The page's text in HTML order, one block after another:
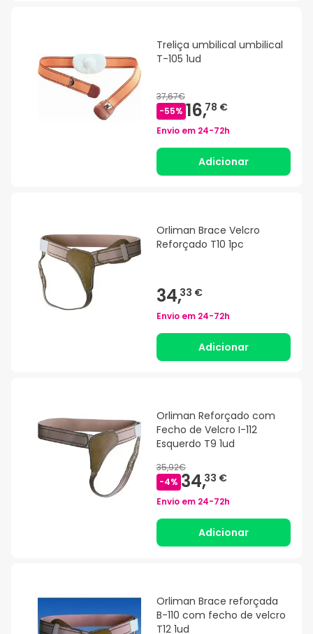
Treliça umbilical umbilical
T-105 1ud
37,67€
-55% 16,78 €
Envio em 24-72h
Adicionar
Orliman Brace Velcro
Reforçado T10 1pc
34,33 €
Envio em 24-72h
Adicionar
Orliman Reforçado com
Fecho de Velcro I-112
Esquerdo T9 1ud
35,92€
-4% 34,33 €
Envio em 24-72h
Adicionar
Orliman Brace reforçada
B-110 com fecho de velcro
T12 1ud